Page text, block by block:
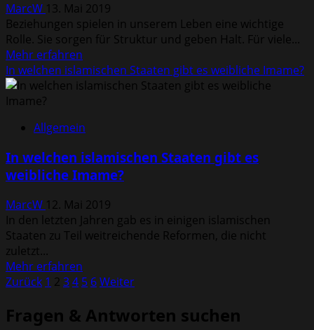
MarcW 13. Mai 2019
Beziehungen spielen in unserem Leben eine wichtige
Rolle. Sie sorgen für Struktur und geben Halt. Für viele...
Mehr erfahren
Informationen
über
Wie
ich
meine
zurückgewinnen?
In welchen islamischen Staaten gibt es weibliche Imame?
Allgemein
In welchen islamischen Staaten gibt es
weibliche Imame?
MarcW 12. Mai 2019
In den letzten Jahren gab es in einigen islamischen
Staaten zu Teil weitreichende Reformen, die nicht
zuletzt...
Mehr erfahren
Informationen
In
Seitennummerierung
der
Zurück 1 2 34 5 6Weiter
Fragen & Antworten suchen